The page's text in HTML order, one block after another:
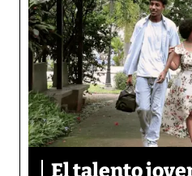
El talento